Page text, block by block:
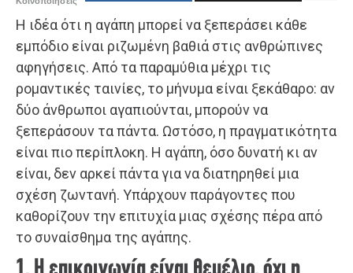
Η ιδέα ότι η αγάπη μπορεί να ξεπεράσει κάθε
εμπόδιο είναι ριζωμένη βαθιά στις ανθρώπινες
αφηγήσεις. Από τα παραμύθια μέχρι τις
ρομαντικές ταινίες, το μήνυμα είναι ξεκάθαρο: αν
δύο άνθρωποι αγαπιούνται, μπορούν να
ξεπεράσουν τα πάντα. Ωστόσο, η πραγματικότητα
είναι πιο περίπλοκη. Η αγάπη, όσο δυνατή κι αν
είναι, δεν αρκεί πάντα για να διατηρηθεί μια
σχέση ζωντανή. Υπάρχουν παράγοντες που
καθορίζουν την επιτυχία μιας σχέσης πέρα από
το συναίσθημα της αγάπης.